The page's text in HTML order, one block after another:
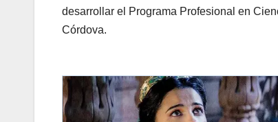
desarrollar el Programa Profesional en
Córdova.